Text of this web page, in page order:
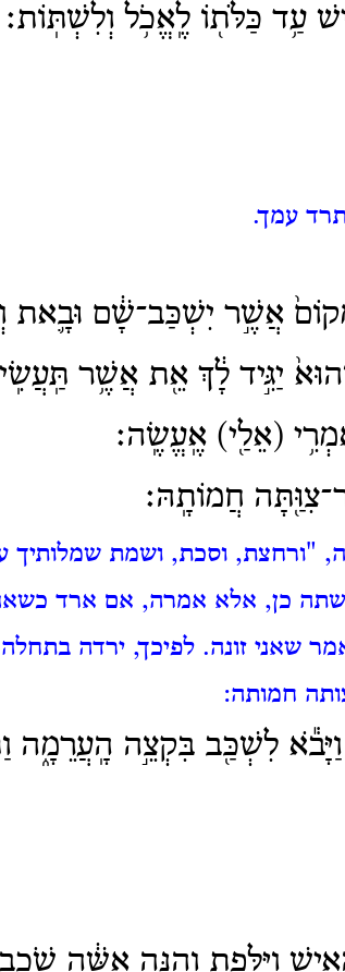
עַ֥ד כַּלֹּת֖וֹ לֶֽאֱכֹ֥ל וְלִשְׁתּֽוֹת׃
תרד עמך.
אֲשֶׁ֣ר יִשְׁכַּב־שָׁ֔ם וּבָ֛את
יַגִּ֣יד לָ֔ךְ אֵ֖ת אֲשֶׁ֥ר
(אֵלַ֖י) אֶֽעֱשֶֽׂה׃
חֲמוֹתָֽהּ׃
"ורחצת, וסכת, ושמת שמלותיך
כן, אלא אמרה, אם ארד
שאני זונה. לפיכך, ירדה בתחלה
חמותה:
וַיָּבֹ֕א לִשְׁכַּ֖ב בִּקְצֵ֣ה הָֽעֲרֵמָ֑ה
וַיִּלָּפֵ֑ת וְהִנֵּ֣ה אִשָּׁ֔ה